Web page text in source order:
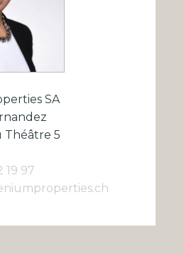
SA
Théâtre 5
19 97